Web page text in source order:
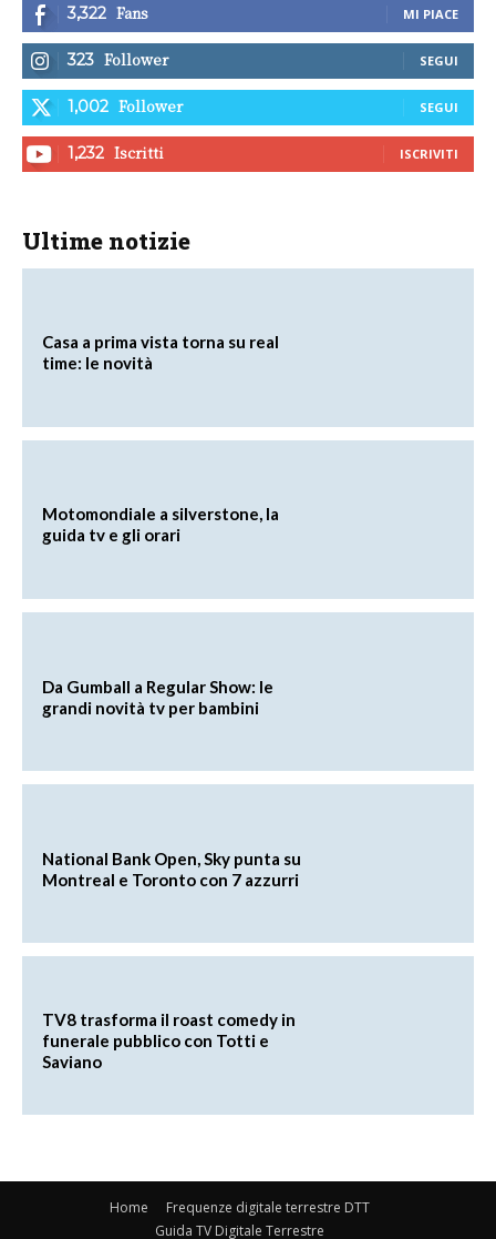
3,322 Fans MI PIACE
323 Follower SEGUI
1,002 Follower SEGUI
1,232 Iscritti ISCRIVITI
Ultime notizie
Casa a prima vista torna su real
time: le novità
Motomondiale a silverstone, la
guida tv e gli orari
Da Gumball a Regular Show: le
grandi novità tv per bambini
National Bank Open, Sky punta su
Montreal e Toronto con 7 azzurri
TV8 trasforma il roast comedy in
funerale pubblico con Totti e
Saviano
Home
Frequenze digitale terrestre DTT
Guida TV Digitale Terrestre